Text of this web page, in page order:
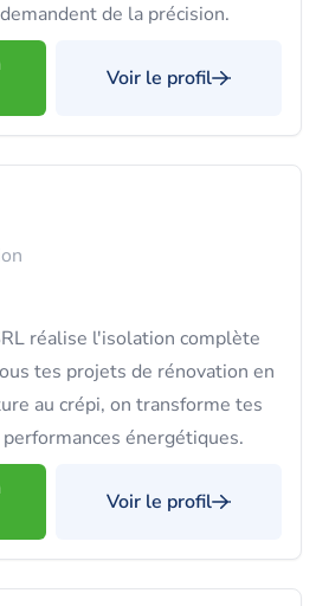
de la précision.
Voir le profil
réalise l'isolation complète
tes projets de rénovation en
au crépi, on transforme tes
énergétiques.
Voir le profil